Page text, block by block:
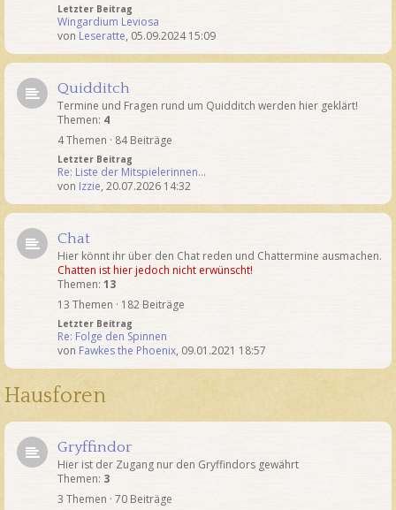
Letzter Beitrag
Wingardium Leviosa
von Leseratte, 05.09.2024 15:09
Quidditch
Termine und Fragen rund um Quidditch werden hier geklärt!
Themen: 4
4 Themen · 84 Beiträge
Letzter Beitrag
Re: Liste der Mitspielerinnen…
von Izzie, 20.07.2026 14:32
Chat
Hier könnt ihr über den Chat reden und Chattermine ausmachen.
Chatten ist hier jedoch nicht erwünscht!
Themen: 13
13 Themen · 182 Beiträge
Letzter Beitrag
Re: Folge den Spinnen
von Fawkes the Phoenix, 09.01.2021 18:57
Hausforen
Gryffindor
Hier ist der Zugang nur den Gryffindors gewährt
Themen: 3
3 Themen · 70 Beiträge